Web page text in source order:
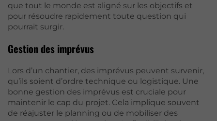
que tout le monde est aligné sur les objectifs et
pour résoudre rapidement toute question qui
pourrait surgir.
Gestion des imprévus
Lors d’un chantier, des imprévus peuvent survenir,
qu’ils soient d’ordre technique ou logistique. Une
bonne gestion des imprévus est cruciale pour
maintenir le cap du projet. Cela implique souvent
de réajuster le planning ou de mobiliser des